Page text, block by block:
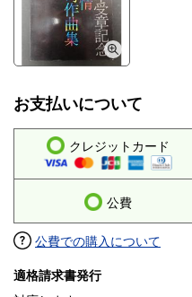
お支払いについて
クレジットカード
公費
公費での購入について
適格請求書発行